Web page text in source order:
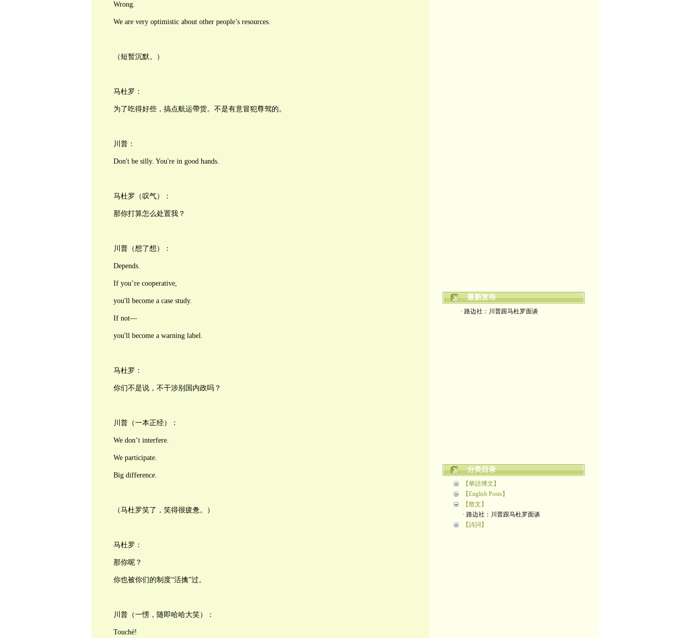
Wrong.
We are very optimistic about other people’s resources.
（短暂沉默。）
马杜罗：
为了吃得好些，搞点航运帶货。不是有意冒犯尊驾的。
川普：
Don't be silly. You're in good hands.
马杜罗（叹气）：
那你打算怎么处置我？
川普（想了想）：
Depends.
If you’re cooperative,
you'll become a case study.
If not—
you'll become a warning label.
马杜罗：
你们不是说，不干涉别国内政吗？
川普（一本正经）：
We don’t interfere.
We participate.
Big difference.
（马杜罗笑了，笑得很疲惫。）
马杜罗：
那你呢？
你也被你们的制度“活擒”过。
川普（一愣，随即哈哈大笑）：
Touché!
最新发布
· 路边社：川普跟马杜罗面谈
分类目录
【華語博文】
【English Posts】
【散文】
· 路边社：川普跟马杜罗面谈
【詩詞】